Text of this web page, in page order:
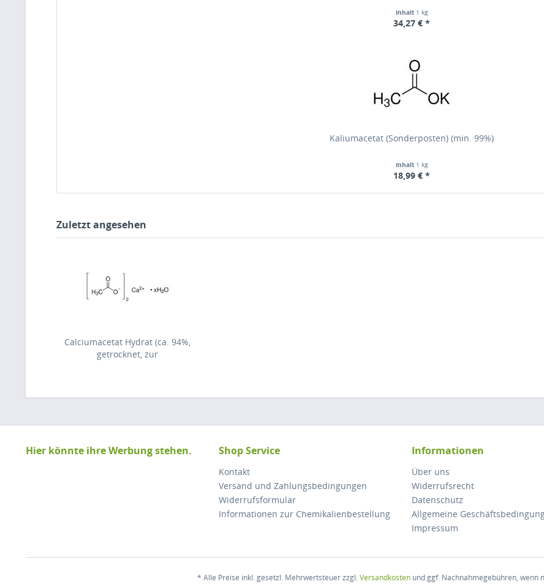
Inhalt 1 kg
34,27 € *
Kaliumacetat (Sonderposten) (min. 99%)
Inhalt 1 kg
18,99 € *
Zuletzt angesehen
Calciumacetat Hydrat (ca. 94%,
getrocknet, zur
Hier könnte ihre Werbung stehen. Shop Service
Kontakt
Versand und Zahlungsbedingungen
Widerrufsformular
Informationen zur Chemikalienbestellung
Informationen
Über uns
Widerrufsrecht
Datenschutz
Allgemeine
Impressum
* Alle Preise inkl. gesetzl. Mehrwertsteuer zzgl.Versandkostenund ggf. Nachnahmegebühren, wenn